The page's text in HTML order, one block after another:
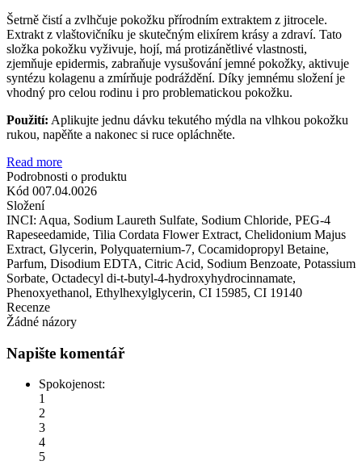
Šetrně čistí a zvlhčuje pokožku přírodním extraktem z jitrocele.
Extrakt z vlaštovičníku je skutečným elixírem krásy a zdraví. Tato
složka pokožku vyživuje, hojí, má protizánětlivé vlastnosti,
zjemňuje epidermis, zabraňuje vysušování jemné pokožky, aktivuje
syntézu kolagenu a zmírňuje podráždění. Díky jemnému složení je
vhodný pro celou rodinu i pro problematickou pokožku.
Použití: Aplikujte jednu dávku tekutého mýdla na vlhkou pokožku
rukou, napěňte a nakonec si ruce opláchněte.
Read more
Podrobnosti o produktu
Kód 007.04.0026
Složení
INCI: Aqua, Sodium Laureth Sulfate, Sodium Chloride, PEG-4
Rapeseedamide, Tilia Cordata Flower Extract, Chelidonium Majus
Extract, Glycerin, Polyquaternium-7, Cocamidopropyl Betaine,
Parfum, Disodium EDTA, Citric Acid, Sodium Benzoate, Potassium
Sorbate, Octadecyl di-t-butyl-4-hydroxyhydrocinnamate,
Phenoxyethanol, Ethylhexylglycerin, CI 15985, CI 19140
Recenze
Žádné názory
Napište komentář
Spokojenost:
1
2
3
4
5